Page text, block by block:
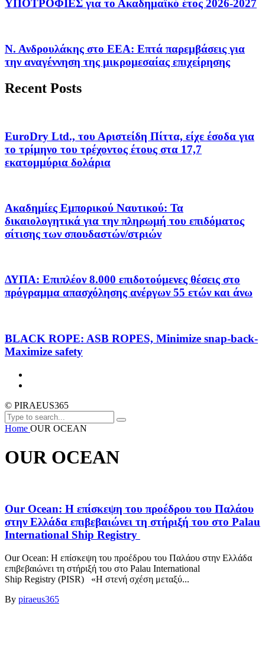
ΥΠΟΤΡΟΦΙΕΣ για το Ακαδημαϊκό έτος 2026-2027
Ν. Ανδρουλάκης στο ΕΕΑ: Επτά παρεμβάσεις για
την αναγέννηση της μικρομεσαίας επιχείρησης
Recent Posts
EuroDry Ltd., του Αριστείδη Πίττα, είχε έσοδα για
το τρίμηνο του τρέχοντος έτους στα 17,7
εκατομμύρια δολάρια
Ακαδημίες Εμπορικού Ναυτικού: Τα
δικαιολογητικά για την πληρωμή του επιδόματος
σίτισης των σπουδαστών/στριών
ΔΥΠΑ: Επιπλέον 8.000 επιδοτούμενες θέσεις στο
πρόγραμμα απασχόλησης ανέργων 55 ετών και άνω
BLACK ROPE: ASB ROPES, Minimize snap-back-
Maximize safety
© PIRAEUS365
Home OUR OCEAN
OUR OCEAN
Our Ocean: Η επίσκεψη του προέδρου του Παλάου
στην Ελλάδα επιβεβαιώνει τη στήριξή του στο Palau
International Ship Registry
Our Ocean: Η επίσκεψη του προέδρου του Παλάου στην Ελλάδα
επιβεβαιώνει τη στήριξή του στο Palau International
Ship Registry (PISR) «Η στενή σχέση μεταξύ...
By piraeus365